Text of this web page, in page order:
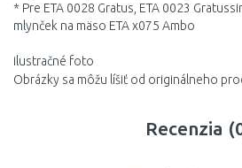
* Pre ETA 0028 Gratus, ETA 0023
mlynček na mäso ETA x075 Ambo
ilustračné foto
Obrázky sa môžu líšiť od originálneho
Recenzia